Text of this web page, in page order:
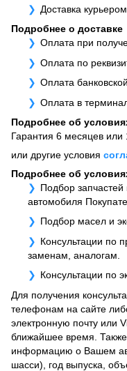
Доставка
Подробнее о доставке
Оплата при
Оплата по
Оплата
Оплата в
Подробнее об
Гарантия 6 месяцев или
или другие условия
Подробнее об
Подбор
автомобиля
Подбор масел и
Консультации по
заменам, аналогам.
Консультации по
Для получения
телефонам на сайте
электронную почту или
ближайшее время.
информацию о Вашем
шасси), год выпуска,